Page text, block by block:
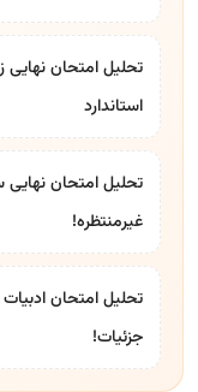
استاندارد
غیرمنتظره!
جزئیات!